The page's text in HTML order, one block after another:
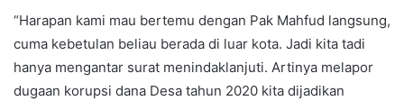
“Harapan kami mau bertemu dengan Pak Mahfud langsung,
cuma kebetulan beliau berada di luar kota. Jadi kita tadi
hanya mengantar surat menindaklanjuti. Artinya melapor
dugaan korupsi dana Desa tahun 2020 kita dijadikan